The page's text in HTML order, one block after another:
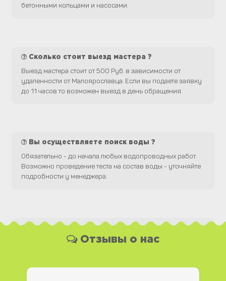
бетонными кольцами и насосами.
Сколько стоит выезд мастера ?
Выезд мастера стоит от 500 Руб. в зависимости от
удаленности от Малоярославца. Если вы подаете заявку
до 11 часов то возможен выезд в день обращения.
Вы осуществляете поиск воды ?
Обязательно - до начала любых водопроводных работ.
Возможно проведение теста на состав воды - уточняйте
подробности у менеджера.
Вы можете оплатить наши услуги и необходимые
работаем с юридическими лицами.
Отзывы о нас